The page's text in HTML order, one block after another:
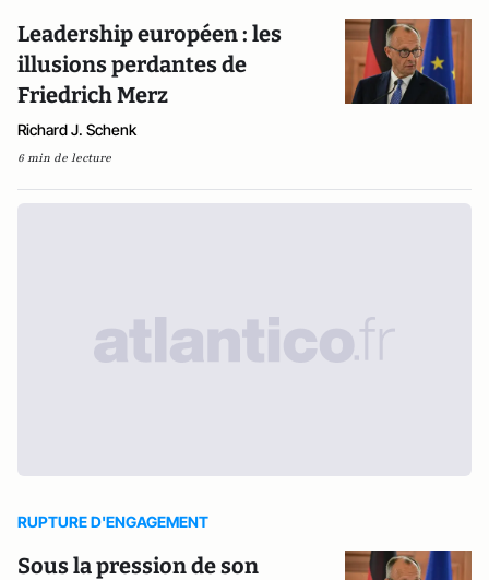
Leadership européen : les
illusions perdantes de
Friedrich Merz
Richard J. Schenk
6 min de lecture
RUPTURE D'ENGAGEMENT
Sous la pression de son